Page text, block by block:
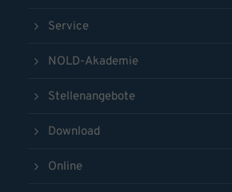
Service
NOLD-Akademie
Stellenangebote
Download
Online